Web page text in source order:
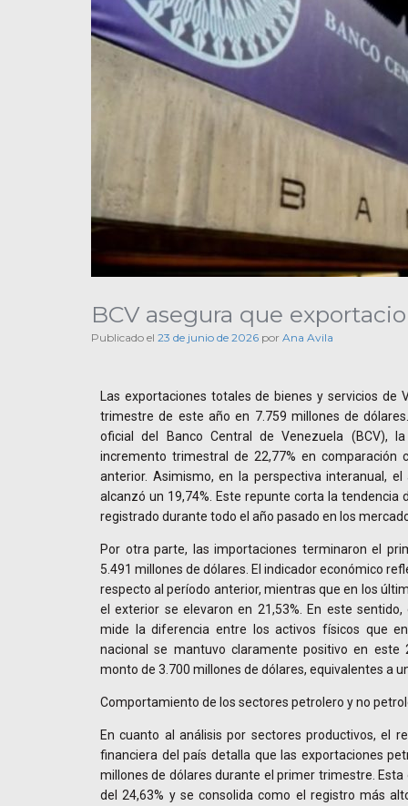
BCV asegura que
Publicado el 23 de junio de 2026 por Ana Avila
Las exportaciones totales de bienes y servicios de
trimestre de este año en 7.759 millones de
oficial del Banco Central de Venezuela (BCV),
incremento trimestral de 22,77% en comparación
anterior. Asimismo, en la perspectiva interanual,
alcanzó un 19,74%. Este repunte corta la tendencia
registrado durante todo el año pasado en los
Por otra parte, las importaciones terminaron el
5.491 millones de dólares. El indicador económico
respecto al período anterior, mientras que en los
el exterior se elevaron en 21,53%. En este
mide la diferencia entre los activos físicos que
nacional se mantuvo claramente positivo en este
monto de 3.700 millones de dólares, equivalentes a
Comportamiento de los sectores petrolero y no
En cuanto al análisis por sectores productivos, el
financiera del país detalla que las exportaciones
millones de dólares durante el primer trimestre.
del 24,63% y se consolida como el registro más